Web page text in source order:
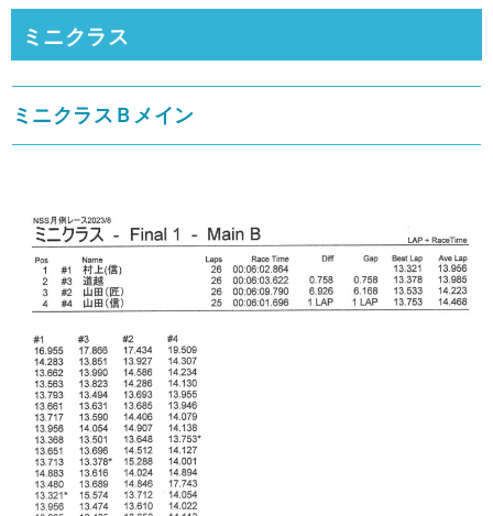
ミニクラス
ミニクラスＢメイン